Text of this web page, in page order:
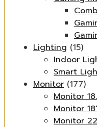
Lighting (15)
Indoor
Smart
Monitor (177)
Monitor
Monitor
Monitor